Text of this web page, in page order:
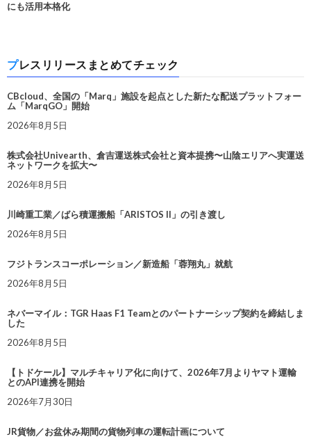
にも活用本格化
プレスリリースまとめてチェック
CBcloud、全国の「Marq」施設を起点とした新たな配送プラットフォー
ム「MarqGO」開始
2026年8月5日
株式会社Univearth、倉吉運送株式会社と資本提携〜山陰エリアへ実運送
ネットワークを拡大〜
2026年8月5日
川崎重工業／ばら積運搬船「ARISTOS II」の引き渡し
2026年8月5日
フジトランスコーポレーション／新造船「蓉翔丸」就航
2026年8月5日
ネバーマイル：TGR Haas F1 Teamとのパートナーシップ契約を締結しま
した
2026年8月5日
【トドケール】マルチキャリア化に向けて、2026年7月よりヤマト運輸
とのAPI連携を開始
2026年7月30日
JR貨物／お盆休み期間の貨物列車の運転計画について